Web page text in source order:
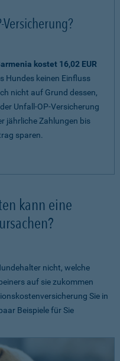
kostet 16,02 EUR
Hundes keinen Einfluss
nicht auf Grund dessen,
Unfall-OP-Versicherung
jährliche Zahlungen bis
sparen.
kann eine
nicht, welche
auf sie zukommen
Sie in
Beispiele für Sie